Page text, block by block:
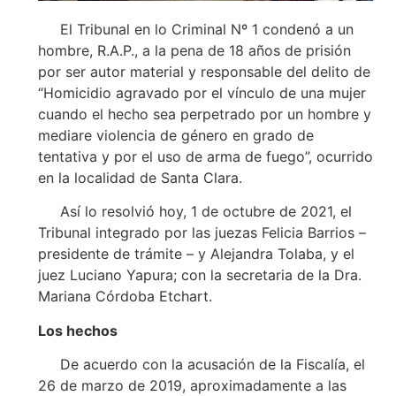
El Tribunal en lo Criminal Nº 1 condenó a un
hombre, R.A.P., a la pena de 18 años de prisión
por ser autor material y responsable del delito de
“Homicidio agravado por el vínculo de una mujer
cuando el hecho sea perpetrado por un hombre y
mediare violencia de género en grado de
tentativa y por el uso de arma de fuego”, ocurrido
en la localidad de Santa Clara.
Así lo resolvió hoy, 1 de octubre de 2021, el
Tribunal integrado por las juezas Felicia Barrios –
presidente de trámite – y Alejandra Tolaba, y el
juez Luciano Yapura; con la secretaria de la Dra.
Mariana Córdoba Etchart.
Los hechos
De acuerdo con la acusación de la Fiscalía, el
26 de marzo de 2019, aproximadamente a las